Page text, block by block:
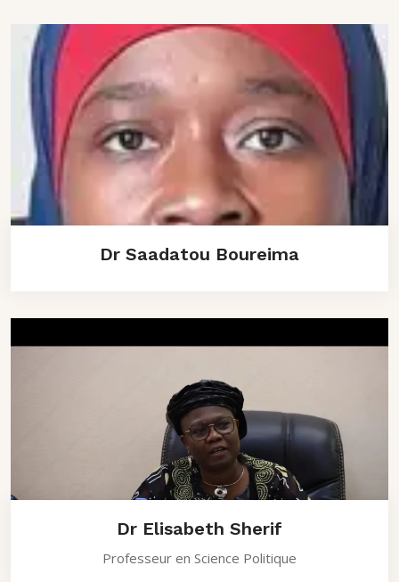
Dr Saadatou Boureima
Dr Elisabeth Sherif
Professeur en Science Politique